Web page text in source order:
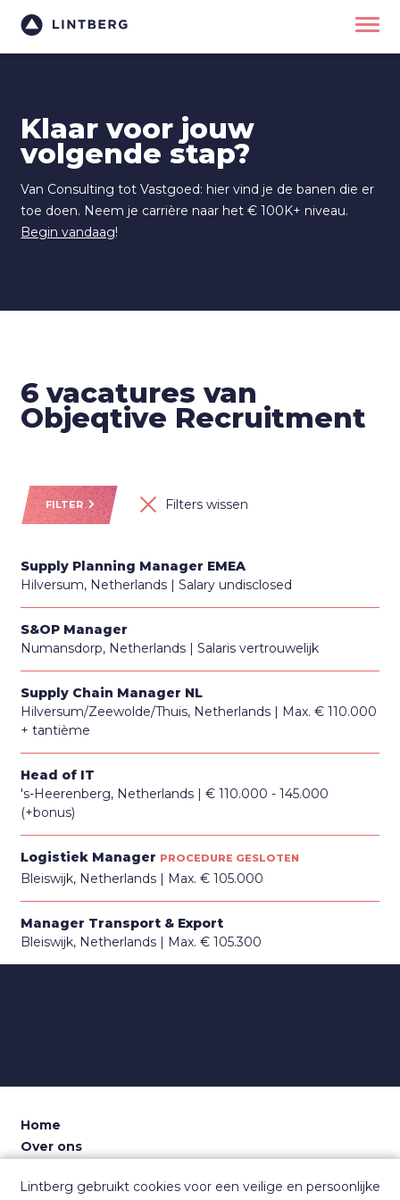
Klaar voor jouw
volgende stap?
Van Consulting tot Vastgoed: hier vind je de banen die er
toe doen. Neem je carrière naar het € 100K+ niveau.
Begin vandaag!
6 vacatures van
Objeqtive Recruitment
FILTER Filters wissen
Supply Planning Manager EMEA
Hilversum, Netherlands
Salary undisclosed
S&OP Manager
Numansdorp, Netherlands
Salaris vertrouwelijk
Supply Chain Manager NL
Hilversum/Zeewolde/Thuis, Netherlands
Max. € 110.000
+ tantième
Head of IT
's-Heerenberg, Netherlands
€ 110.000 - 145.000
(+bonus)
Logistiek Manager PROCEDURE GESLOTEN
Bleiswijk, Netherlands Max. € 105.000
Manager Transport & Export
Bleiswijk, Netherlands
Max. € 105.300
Home
Over ons
Dashboard
Lintberg gebruikt cookies voor een veilige en persoonlijke